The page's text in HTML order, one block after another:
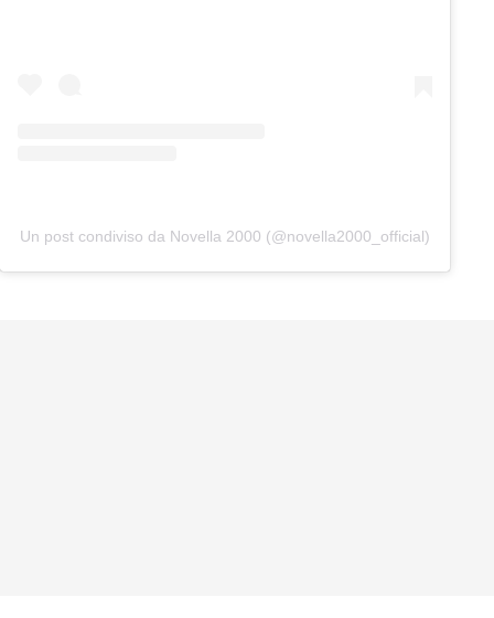
Un post condiviso da Novella 2000 (@novella2000_official)